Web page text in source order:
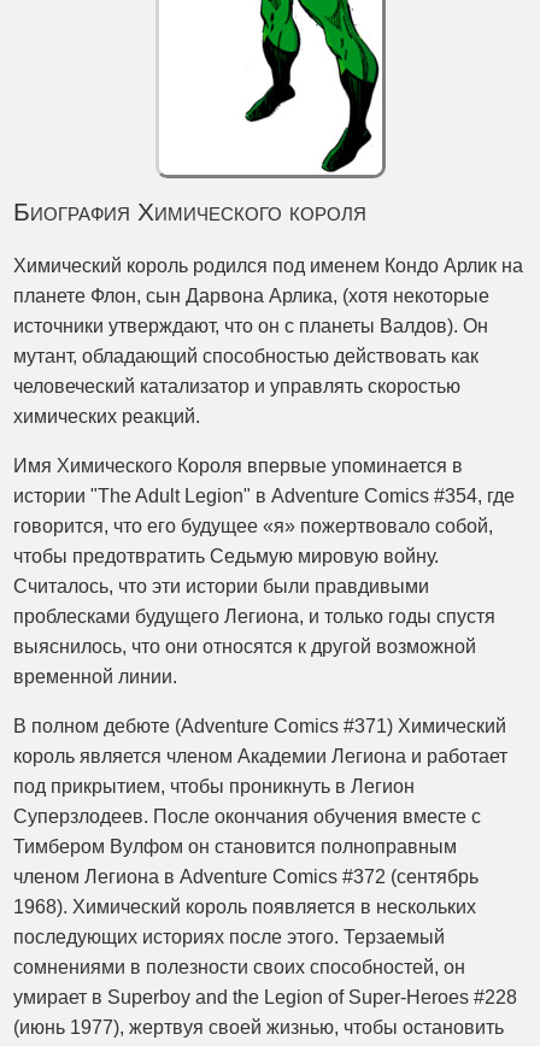
Биография Химического короля
Химический король родился под именем Кондо Арлик на
планете Флон, сын Дарвона Арлика, (хотя некоторые
источники утверждают, что он с планеты Валдов). Он
мутант, обладающий способностью действовать как
человеческий катализатор и управлять скоростью
химических реакций.
Имя Химического Короля впервые упоминается в
истории "The Adult Legion" в Adventure Comics #354, где
говорится, что его будущее «я» пожертвовало собой,
чтобы предотвратить Седьмую мировую войну.
Считалось, что эти истории были правдивыми
проблесками будущего Легиона, и только годы спустя
выяснилось, что они относятся к другой возможной
временной линии.
В полном дебюте (Adventure Comics #371) Химический
король является членом Академии Легиона и работает
под прикрытием, чтобы проникнуть в Легион
Суперзлодеев. После окончания обучения вместе с
Тимбером Вулфом он становится полноправным
членом Легиона в Adventure Comics #372 (сентябрь
1968). Химический король появляется в нескольких
последующих историях после этого. Терзаемый
сомнениями в полезности своих способностей, он
умирает в Superboy and the Legion of Super-Heroes #228
(июнь 1977), жертвуя своей жизнью, чтобы остановить